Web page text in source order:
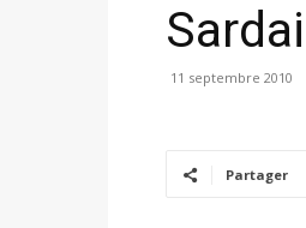
11 septembre 2010
Partager